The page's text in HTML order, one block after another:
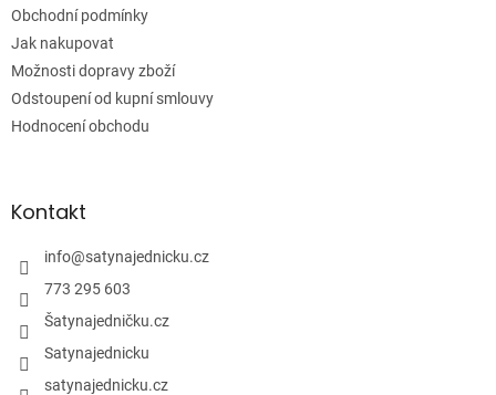
Obchodní podmínky
Jak nakupovat
Možnosti dopravy zboží
Odstoupení od kupní smlouvy
Hodnocení obchodu
Kontakt
info@satynajednicku.cz
773 295 603
Šatynajedničku.cz
Satynajednicku
satynajednicku.cz